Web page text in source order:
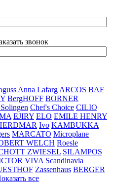
звонок
Anna Lafarg ARCOS BAF
BergHOFF BORNER
Chef's Choice CILIO
EJIRY ELO EMILE HENRY
Ivo KAMBUKKA
MARCATO Microplane
WELCH Roesle
ZWIESEL SILAMPOS
VIVA Scandinavia
Zassenhaus BERGER
все